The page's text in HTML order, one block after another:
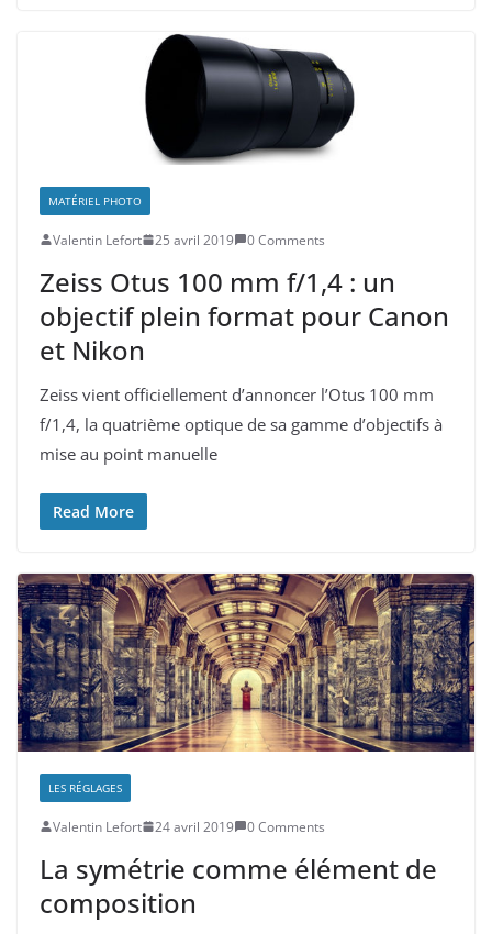
MATÉRIEL PHOTO
Valentin Lefort 25 avril 2019 0 Comments
Zeiss Otus 100 mm f/1,4 : un
objectif plein format pour Canon
et Nikon
Zeiss vient officiellement d’annoncer l’Otus 100 mm
f/1,4, la quatrième optique de sa gamme d’objectifs à
mise au point manuelle
Read More
LES RÉGLAGES
Valentin Lefort 24 avril 2019 0 Comments
La symétrie comme élément de
composition